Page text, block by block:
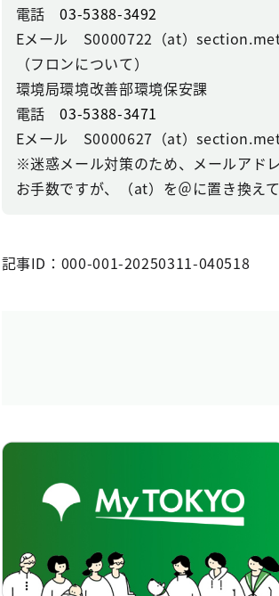
電話03-5388-3492
Eメール S0000722（at）
（フロンについて）
環境局環境改善部環境保安課
電話03-5388-3471
Eメール S0000627（at）
※迷惑メール対策のため、メールアド
お手数ですが、（at）を＠に置き換え
記事ID：000-001-20250311-040518